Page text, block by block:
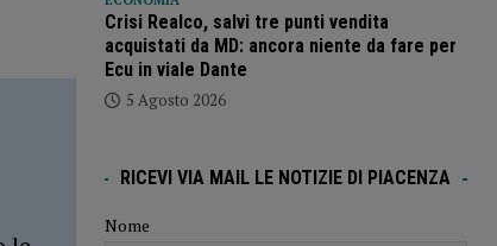
Crisi Realco, salvi tre punti vendita
acquistati da MD: ancora niente da fare per
Ecu in viale Dante
5 Agosto 2026
RICEVI VIA MAIL LE NOTIZIE DI PIACENZA
Nome